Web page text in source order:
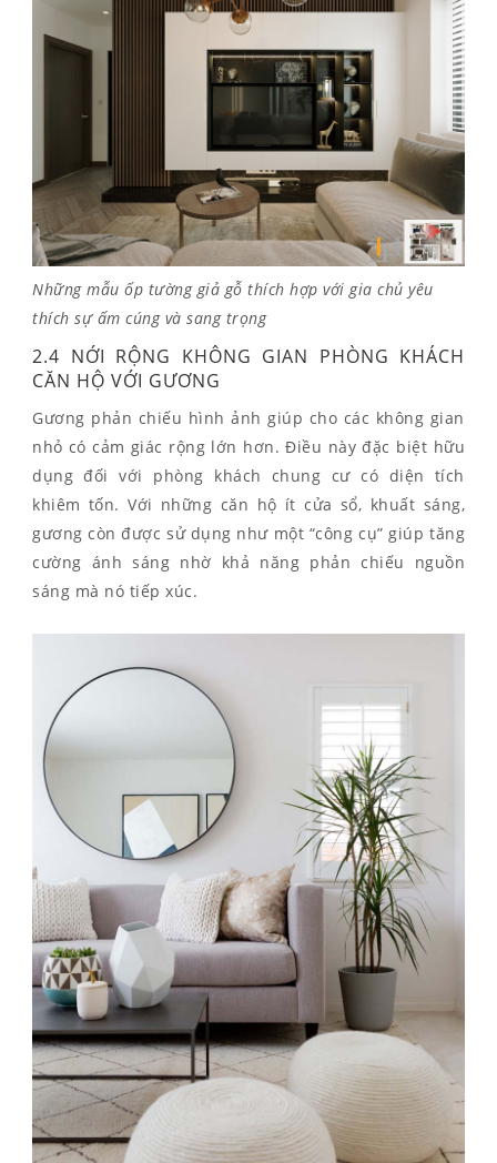
Những mẫu ốp tường giả gỗ thích hợp với gia chủ yêu
thích sự ấm cúng và sang trọng
2.4 NỚI RỘNG KHÔNG GIAN PHÒNG KHÁCH
CĂN HỘ VỚI GƯƠNG
Gương phản chiếu hình ảnh giúp cho các không gian
nhỏ có cảm giác rộng lớn hơn. Điều này đặc biệt hữu
dụng đối với phòng khách chung cư có diện tích
khiêm tốn. Với những căn hộ ít cửa sổ, khuất sáng,
gương còn được sử dụng như một “công cụ” giúp tăng
cường ánh sáng nhờ khả năng phản chiếu nguồn
sáng mà nó tiếp xúc.